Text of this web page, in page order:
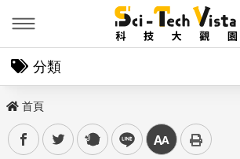
分類
首頁
facebooktwitter plurk line 中